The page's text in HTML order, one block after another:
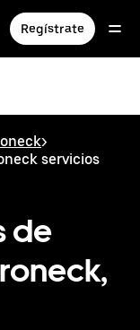
Regístrate
>
servicios
de